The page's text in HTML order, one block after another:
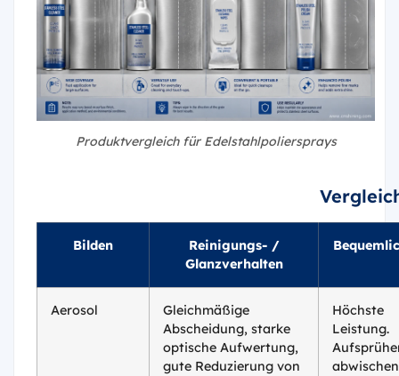
Produktvergleich für Edelstahlpoliersprays
Bilden
Reinigungs- /
Glanzverhalten
Aerosol
Gleichmäßige
Abscheidung, starke
optische Aufwertung,
gute Reduzierung von
Höchste
Leistung.